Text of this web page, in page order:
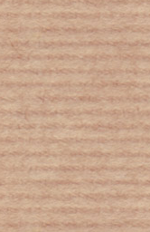
Το
τα όρια